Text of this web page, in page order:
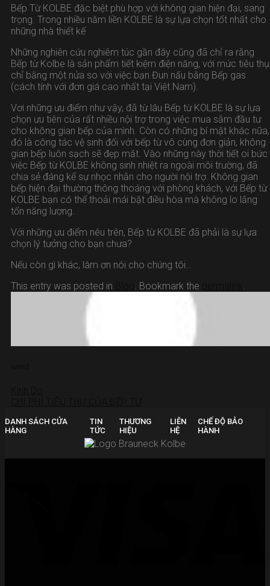
Bếp Từ KOLBE đặc biệt phù hợp với không gian hiện đại, sang
trọng. Trong nhiều năm liền KOLBE là sự lựa chọn tốt nhất cho
những nhà thiết kế
Những nghiên cứu nghiêm túc gần đây cũng đã chỉ ra rằng
Bếp từ Kolbe là sản phẩm tiết kiệm điện năng, với mức tiêu thụ
chỉ bằng một nửa so với việc bạn Đun nấu bằng Bếp gas
(cách tính với đơn giá cao nhất tại Việt Nam).
Vơi những ưu điểm như vậy, đã từ lâu Bếp từ KOLBE là sự lựa
chọn ưu tiên của rất nhiều nội trợ trong việc mua sắm đầu tư
cho không gian bếp của mình. Còn có những bí mật khác nữa,
đó là công tác vệ sinh đối với bếp từ vô cùng đơn giản, không
gian bếp luôn sạch sẽ đẹp măt. Vào những này thời tiết oi bức
việc Bếp từ KOLBE không sinh nhiệt ra ngoài môi trường, đã
chia sẻ đáng kể sự nhọc nhằn cho người nội trợ. Không gian
bếp hiện đại thường thông thoáng với phòng khách, với Bếp từ
KOLBE bạn có thể thoải mái bặt điều hòa mà không lo lắng
tốn năng lượng.
Với những ưu điểm nêu trên, Bếp từ KOLBE đã phải là sự lựa
chọn lý tưởng cho bạn chưa?
Nếu còn gì khác, làm ơn nói cho chúng tôi…
This entry was posted in
. Bookmark the .
DANH SÁCH CỬA
HÀNG
TIN
TỨC
THƯƠNG
HIỆU
LIÊN
HỆ
CHẾ ĐỘ BẢO
HÀNH